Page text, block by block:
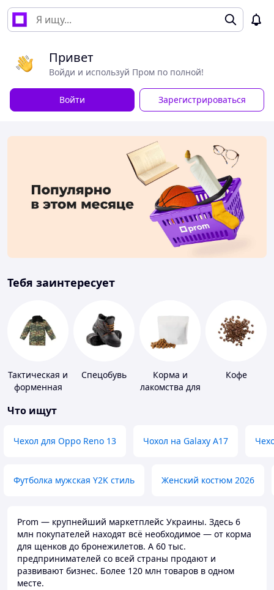
Привет
Войди и используй Пром по полной!
Войти Зарегистрироваться
Тебя заинтересует
Тактическая и
форменная
Спецобувь
Корма и
лакомства для
Кофе
Что ищут
Чехол для Oppo Reno 13 Чохол на Galaxy A17
Футболка мужская Y2K стиль Женский костюм 2026
Prom — крупнейший маркетплейс Украины. Здесь 6
млн покупателей находят всё необходимое — от корма
для щенков до бронежилетов. А 60 тыс.
предпринимателей со всей страны продают и
развивают бизнес. Более 120 млн товаров в одном
месте.